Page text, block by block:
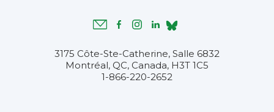
3175 Côte-Ste-Catherine, Salle 6832
Montréal, QC, Canada, H3T 1C5
1-866-220-2652